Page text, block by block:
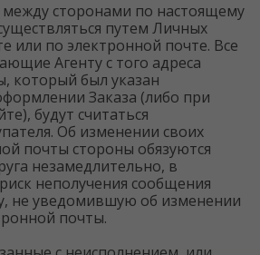
между сторонами по настоящему
путем Личных
или по электронной почте. Все
Агенту с того адреса
который был указан
Заказа (либо при
будут считаться
Об изменении своих
почты стороны обязуются
незамедлительно, в
неполучения сообщения
не уведомившую об изменении
почты.